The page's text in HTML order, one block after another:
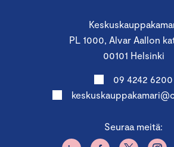
PL 1000, Alvar Aallon
00101 Helsinki
09 4242 6200
Seuraa meitä: